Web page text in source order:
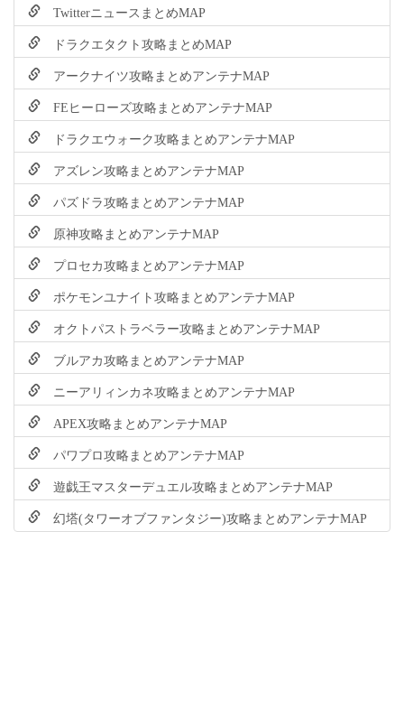
TwitterニュースまとめMAP
ドラクエタクト攻略まとめMAP
アークナイツ攻略まとめアンテナMAP
FEヒーローズ攻略まとめアンテナMAP
ドラクエウォーク攻略まとめアンテナMAP
アズレン攻略まとめアンテナMAP
パズドラ攻略まとめアンテナMAP
原神攻略まとめアンテナMAP
プロセカ攻略まとめアンテナMAP
ポケモンユナイト攻略まとめアンテナMAP
オクトパストラベラー攻略まとめアンテナMAP
ブルアカ攻略まとめアンテナMAP
ニーアリィンカネ攻略まとめアンテナMAP
APEX攻略まとめアンテナMAP
パワプロ攻略まとめアンテナMAP
遊戯王マスターデュエル攻略まとめアンテナMAP
幻塔(タワーオブファンタジー)攻略まとめアンテナMAP